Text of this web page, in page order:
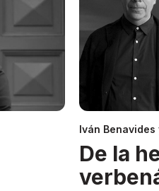
Iván
De la